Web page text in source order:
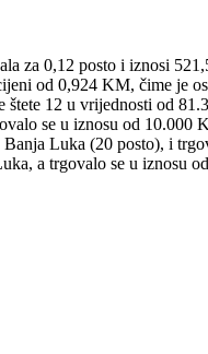
za 0,12 posto i iznosi
od 0,924 KM, čime je
12 u vrijednosti od
se u iznosu od
Luka (20 posto), i
a trgovalo se u iznosu